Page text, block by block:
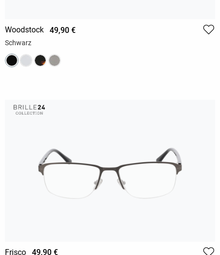
Woodstock 49,90 €
Schwarz
Frisco 49,90 €